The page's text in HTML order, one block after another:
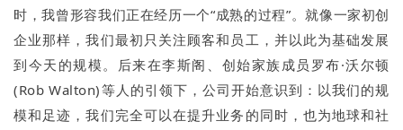
时，我曾形容我们正在经历一个“成熟的过程”。就像一家初创
企业那样，我们最初只关注顾客和员工，并以此为基础发展
到今天的规模。后来在李斯阁、创始家族成员罗布·沃尔顿
(Rob Walton)等人的引领下，公司开始意识到：以我们的规
模和足迹，我们完全可以在提升业务的同时，也为地球和社